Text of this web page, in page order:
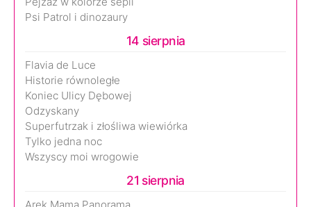
Psi Patrol i dinozaury
14 sierpnia
Flavia de Luce
Historie równoległe
Koniec Ulicy Dębowej
Odzyskany
Superfutrzak i złośliwa wiewiórka
Tylko jedna noc
Wszyscy moi wrogowie
21 sierpnia